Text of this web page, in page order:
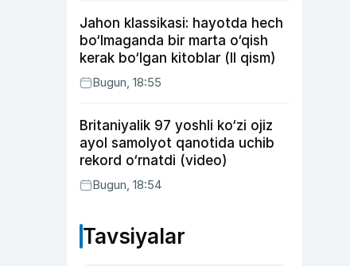
Jahon klassikasi: hayotda hech
bo‘lmaganda bir marta o‘qish
kerak bo‘lgan kitoblar (II qism)
Bugun, 18:55
Britaniyalik 97 yoshli ko‘zi ojiz
ayol samolyot qanotida uchib
rekord o‘rnatdi (video)
Bugun, 18:54
Tavsiyalar